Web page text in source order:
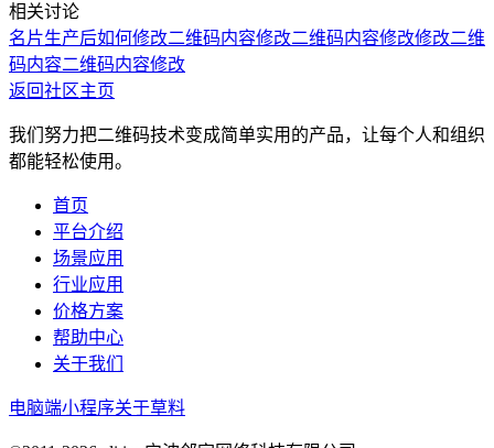
相关讨论
名片生产后如何修改二维码内容修改二维码内容修改修改二维
码内容二维码内容修改
返回社区主页
我们努力把二维码技术变成简单实用的产品，让每个人和组织
都能轻松使用。
首页
平台介绍
场景应用
行业应用
价格方案
帮助中心
关于我们
电脑端小程序关于草料